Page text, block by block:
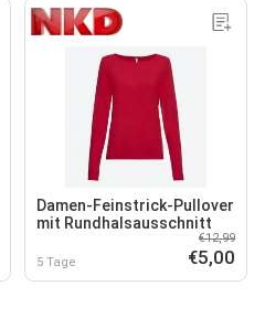
Damen-Feinstrick-Pullover
mit Rundhalsausschnitt
5 Tage
€12,99
€5,00